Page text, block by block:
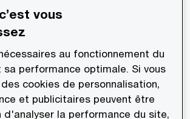
des juristes sur les sujets
de faire monter en
juridique
vous
au fonctionnement du
sa performance optimale. Si vous
cookies de personnalisation,
et publicitaires peuvent être
d'analyser la performance du site,